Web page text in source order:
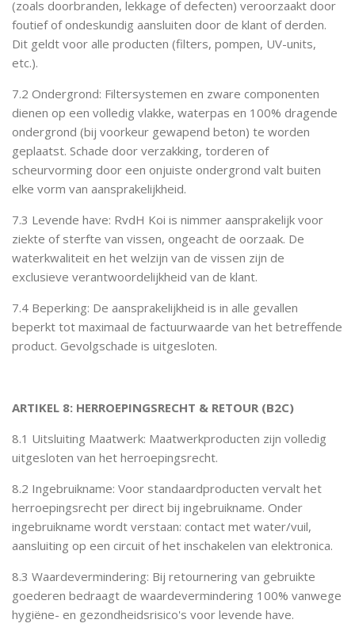
(zoals doorbranden, lekkage of defecten) veroorzaakt door
foutief of ondeskundig aansluiten door de klant of derden.
Dit geldt voor alle producten (filters, pompen, UV-units,
etc.).
7.2 Ondergrond: Filtersystemen en zware componenten
dienen op een volledig vlakke, waterpas en 100% dragende
ondergrond (bij voorkeur gewapend beton) te worden
geplaatst. Schade door verzakking, torderen of
scheurvorming door een onjuiste ondergrond valt buiten
elke vorm van aansprakelijkheid.
7.3 Levende have: RvdH Koi is nimmer aansprakelijk voor
ziekte of sterfte van vissen, ongeacht de oorzaak. De
waterkwaliteit en het welzijn van de vissen zijn de
exclusieve verantwoordelijkheid van de klant.
7.4 Beperking: De aansprakelijkheid is in alle gevallen
beperkt tot maximaal de factuurwaarde van het betreffende
product. Gevolgschade is uitgesloten.
ARTIKEL 8: HERROEPINGSRECHT & RETOUR (B2C)
8.1 Uitsluiting Maatwerk: Maatwerkproducten zijn volledig
uitgesloten van het herroepingsrecht.
8.2 Ingebruikname: Voor standaardproducten vervalt het
herroepingsrecht per direct bij ingebruikname. Onder
ingebruikname wordt verstaan: contact met water/vuil,
aansluiting op een circuit of het inschakelen van elektronica.
8.3 Waardevermindering: Bij retournering van gebruikte
goederen bedraagt de waardevermindering 100% vanwege
hygiëne- en gezondheidsrisico's voor levende have.